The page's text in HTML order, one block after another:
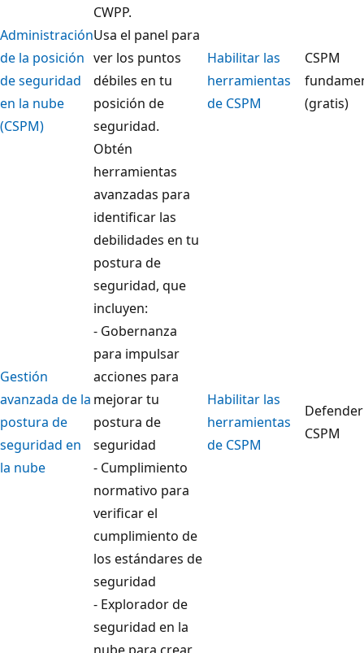
CWPP.
Administración
de la posición
de seguridad
en la nube
(CSPM)
Usa el panel para
ver los puntos
débiles en tu
posición de
seguridad.
Habilitar las
herramientas
de CSPM
CSPM
(gratis)
Gestión
avanzada de la
postura de
seguridad en
la nube
Obtén
herramientas
avanzadas para
identificar las
debilidades en tu
postura de
seguridad, que
incluyen:
- Gobernanza
para impulsar
acciones para
mejorar tu
postura de
seguridad
- Cumplimiento
normativo para
verificar el
cumplimiento de
los estándares de
seguridad
- Explorador de
seguridad en la
Habilitar las
herramientas
de CSPM
Defender
CSPM